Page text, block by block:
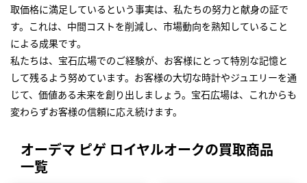
取価格に満足しているという事実は、私たちの努力と献身の証で
す。これは、中間コストを削減し、市場動向を熟知していること
による成果です。
私たちは、宝石広場でのご経験が、お客様にとって特別な記憶と
して残るよう努めています。お客様の大切な時計やジュエリーを通
じて、価値ある未来を創り出しましょう。宝石広場は、これからも
変わらずお客様の信頼に応え続けます。
オーデマ ピゲ ロイヤルオークの買取商品
一覧